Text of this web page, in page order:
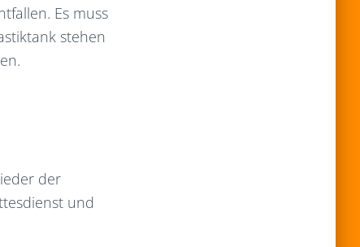
Es muss
stehen
der
und